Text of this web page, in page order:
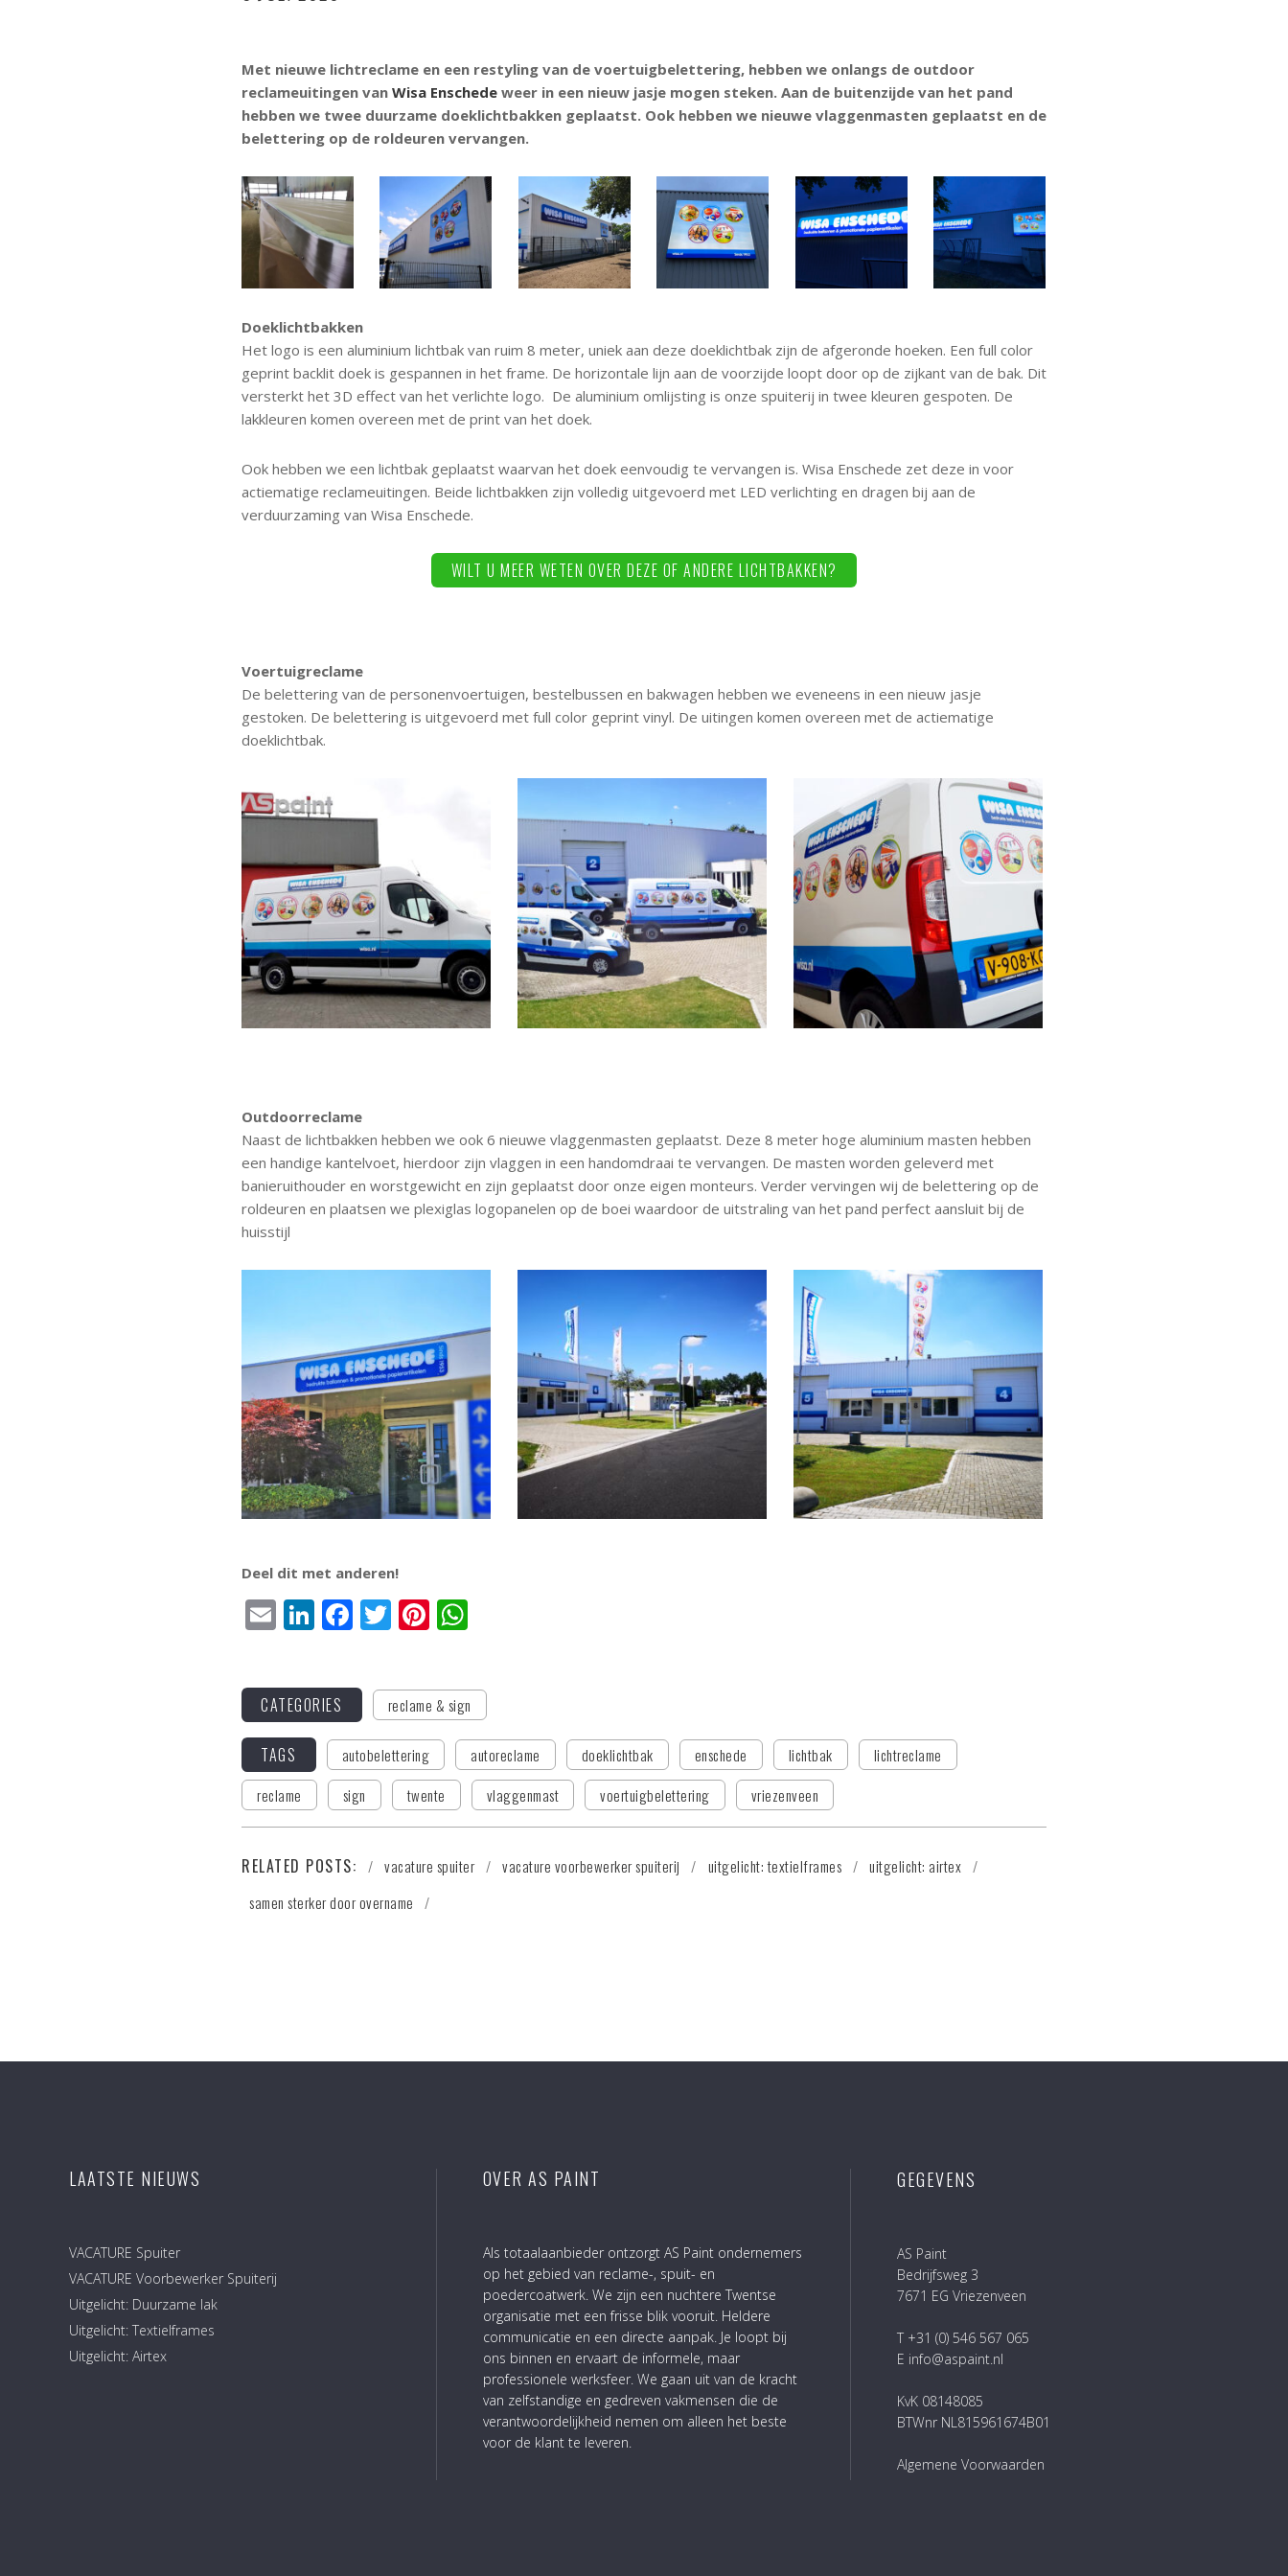
Met nieuwe lichtreclame en een restyling van de voertuigbelettering, hebben we onlangs de outdoor
reclameuitingen van Wisa Enschede weer in een nieuw jasje mogen steken. Aan de buitenzijde van het pand
hebben we twee duurzame doeklichtbakken geplaatst. Ook hebben we nieuwe vlaggenmasten geplaatst en de
belettering op de roldeuren vervangen.
Doeklichtbakken
Het logo is een aluminium lichtbak van ruim 8 meter, uniek aan deze doeklichtbak zijn de afgeronde hoeken. Een full color
geprint backlit doek is gespannen in het frame. De horizontale lijn aan de voorzijde loopt door op de zijkant van de bak. Dit
versterkt het 3D effect van het verlichte logo. De aluminium omlijsting is onze spuiterij in twee kleuren gespoten. De
lakkleuren komen overeen met de print van het doek.
Ook hebben we een lichtbak geplaatst waarvan het doek eenvoudig te vervangen is. Wisa Enschede zet deze in voor
actiematige reclameuitingen. Beide lichtbakken zijn volledig uitgevoerd met LED verlichting en dragen bij aan de
verduurzaming van Wisa Enschede.
WILT U MEER WETEN OVER DEZE OF ANDERE LICHTBAKKEN?
Voertuigreclame
De belettering van de personenvoertuigen, bestelbussen en bakwagen hebben we eveneens in een nieuw jasje
gestoken. De belettering is uitgevoerd met full color geprint vinyl. De uitingen komen overeen met de actiematige
doeklichtbak.
Outdoorreclame
Naast de lichtbakken hebben we ook 6 nieuwe vlaggenmasten geplaatst. Deze 8 meter hoge aluminium masten hebben
een handige kantelvoet, hierdoor zijn vlaggen in een handomdraai te vervangen. De masten worden geleverd met
banieruithouder en worstgewicht en zijn geplaatst door onze eigen monteurs. Verder vervingen wij de belettering op de
roldeuren en plaatsen we plexiglas logopanelen op de boei waardoor de uitstraling van het pand perfect aansluit bij de
huisstijl
Deel dit met anderen!
EmailLinkedIn
Facebook
TwitterPinterest
CATEGORIES reclame & sign
TAGS autobelettering autoreclame doeklichtbak enschede lichtbak
lichtreclame
reclame
sign twente vlaggenmast voertuigbelettering vriezenveen
RELATED POSTS: vacature spuiter vacature voorbewerker spuiterij uitgelicht: textielframes
uitgelicht: airtex
samen sterker door overname
LAATSTE NIEUWS
VACATURE Spuiter
VACATURE Voorbewerker Spuiterij
Uitgelicht: Duurzame lak
Uitgelicht: Textielframes
Uitgelicht: Airtex
OVER AS PAINT
Als totaalaanbieder ontzorgt AS Paint ondernemers
op het gebied van reclame-, spuit- en
poedercoatwerk. We zijn een nuchtere Twentse
organisatie met een frisse blik vooruit. Heldere
communicatie en een directe aanpak. Je loopt bij
ons binnen en ervaart de informele, maar
professionele werksfeer. We gaan uit van de kracht
van zelfstandige en gedreven vakmensen die de
verantwoordelijkheid nemen om alleen het beste
voor de klant te leveren.
GEGEVENS
AS Paint
Bedrijfsweg 3
7671 EG Vriezenveen
T +31 (0) 546 567 065
E info@aspaint.nl
KvK 08148085
BTWnr NL815961674B01
Algemene Voorwaarden